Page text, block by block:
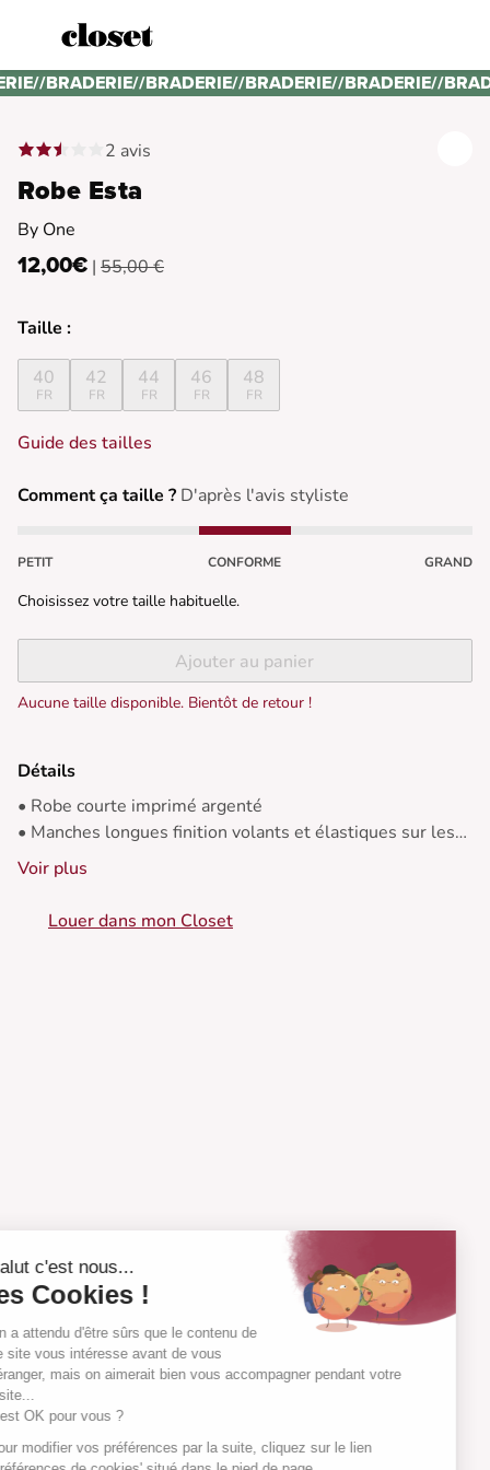
Salut c'est nous...
les Cookies !
On a attendu d'être sûrs que le contenu de
ce site vous intéresse avant de vous
déranger, mais on aimerait bien vous accompagner pendant votre
C'est OK pour vous ?
Pour modifier vos préférences par la suite, cliquez sur le lien
//BRADERIE//BRADERIE//BRADERIE//BRADERIE//
2 avis
Robe Esta
By One
12,00€ | 55,00 €
Taille :
40
FR
42
FR
44
FR
46
FR
48
FR
Guide des tailles
Comment ça taille ? D'après l'avis styliste
PETIT CONFORME GRAND
Choisissez votre taille habituelle.
Ajouter au panier
Aucune taille disponible. Bientôt de retour !
Détails
• Robe courte imprimé argenté
• Manches longues finition volants et élastiques sur les
poignets
• Encolure V qui met en valeur de le décolleté
• Trois plis au niveau de la poitrine créent une silhouette
Voir plus
Louer dans mon Closet